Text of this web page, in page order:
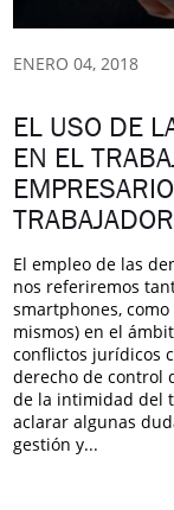
ENERO 04, 2018
EL USO DE
EN EL
El empleo de las
nos referiremos
smartphones,
mismos) en el
conflictos jurídicos
derecho de control
de la intimidad del
aclarar algunas
gestión y...